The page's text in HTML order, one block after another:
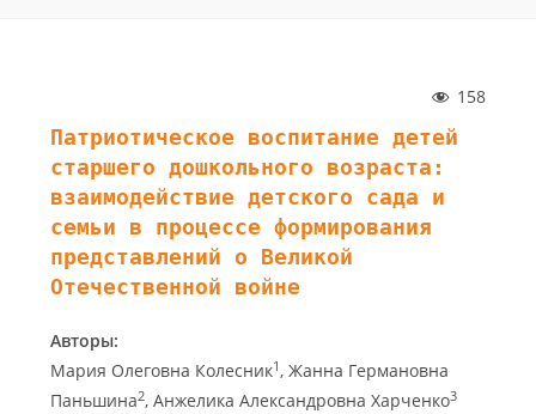
158
Патриотическое воспитание детей
старшего дошкольного возраста:
взаимодействие детского сада и
семьи в процессе формирования
представлений о Великой
Отечественной войне
Авторы:
Мария Олеговна Колесник1, Жанна Германовна
Паньшина2, Анжелика Александровна Харченко3